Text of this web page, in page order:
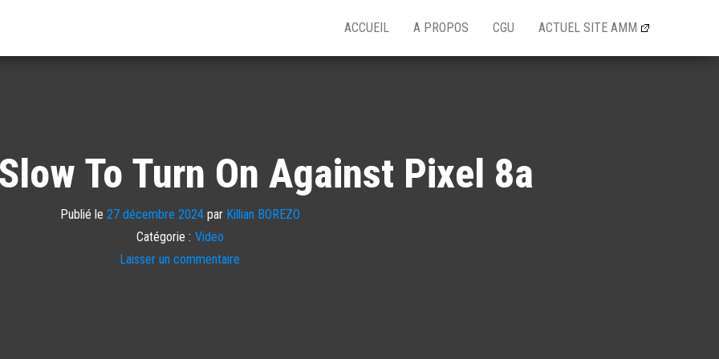
ACCUEIL A PROPOS CGU ACTUEL SITE AMM
To Turn On Against Pixel 8a
Publié le 27 décembre 2024par Killian BOREZO
Catégorie : Video
Laisser un commentaire